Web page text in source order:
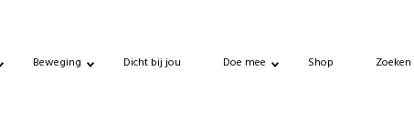
Beweging Dicht bij jou Doe mee Shop Zoeken